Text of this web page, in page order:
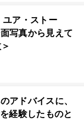
ユア・ストー
写真から見えて
アドバイスに、
経験したものと